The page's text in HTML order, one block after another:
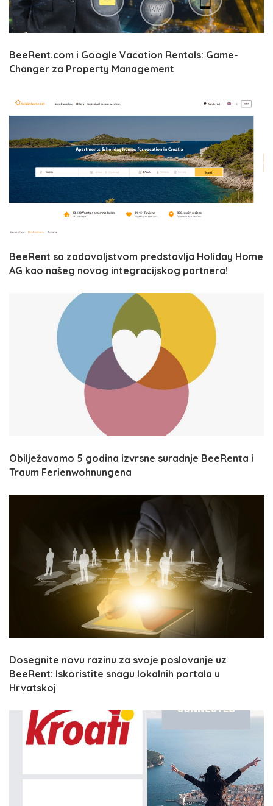
BeeRent.com i Google Vacation Rentals: Game-
Changer za Property Management
BeeRent sa zadovoljstvom predstavlja Holiday Home
AG kao našeg novog integracijskog partnera!
Obilježavamo 5 godina izvrsne suradnje BeeRenta i
Traum Ferienwohnungena
Dosegnite novu razinu za svoje poslovanje uz
BeeRent: Iskoristite snagu lokalnih portala u
Hrvatskoj